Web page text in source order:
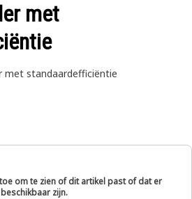
met
met standaardefficiëntie
om te zien of dit artikel past of dat er
zijn.